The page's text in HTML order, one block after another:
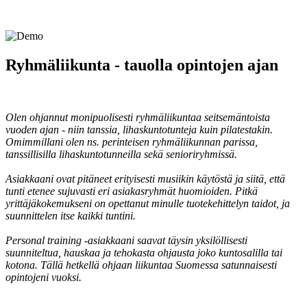
Ryhmäliikunta - tauolla opintojen ajan
Olen ohjannut monipuolisesti ryhmäliikuntaa seitsemäntoista
vuoden ajan - niin tanssia, lihaskuntotunteja kuin pilatestakin.
Omimmillani olen ns. perinteisen ryhmäliikunnan parissa,
tanssillisilla lihaskuntotunneilla sekä senioriryhmissä.
Asiakkaani ovat pitäneet erityisesti musiikin käytöstä ja siitä, että
tunti etenee sujuvasti eri asiakasryhmät huomioiden. Pitkä
yrittäjäkokemukseni on opettanut minulle tuotekehittelyn taidot, ja
suunnittelen itse kaikki tuntini.
Personal training -asiakkaani saavat täysin yksilöllisesti
suunniteltua, hauskaa ja tehokasta ohjausta joko kuntosalilla tai
kotona. Tällä hetkellä ohjaan liikuntaa Suomessa satunnaisesti
opintojeni vuoksi.